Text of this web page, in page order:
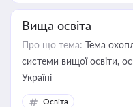
Вища освіта
Про що тема: Тема
системи вищої освіти,
Україні
Освіта